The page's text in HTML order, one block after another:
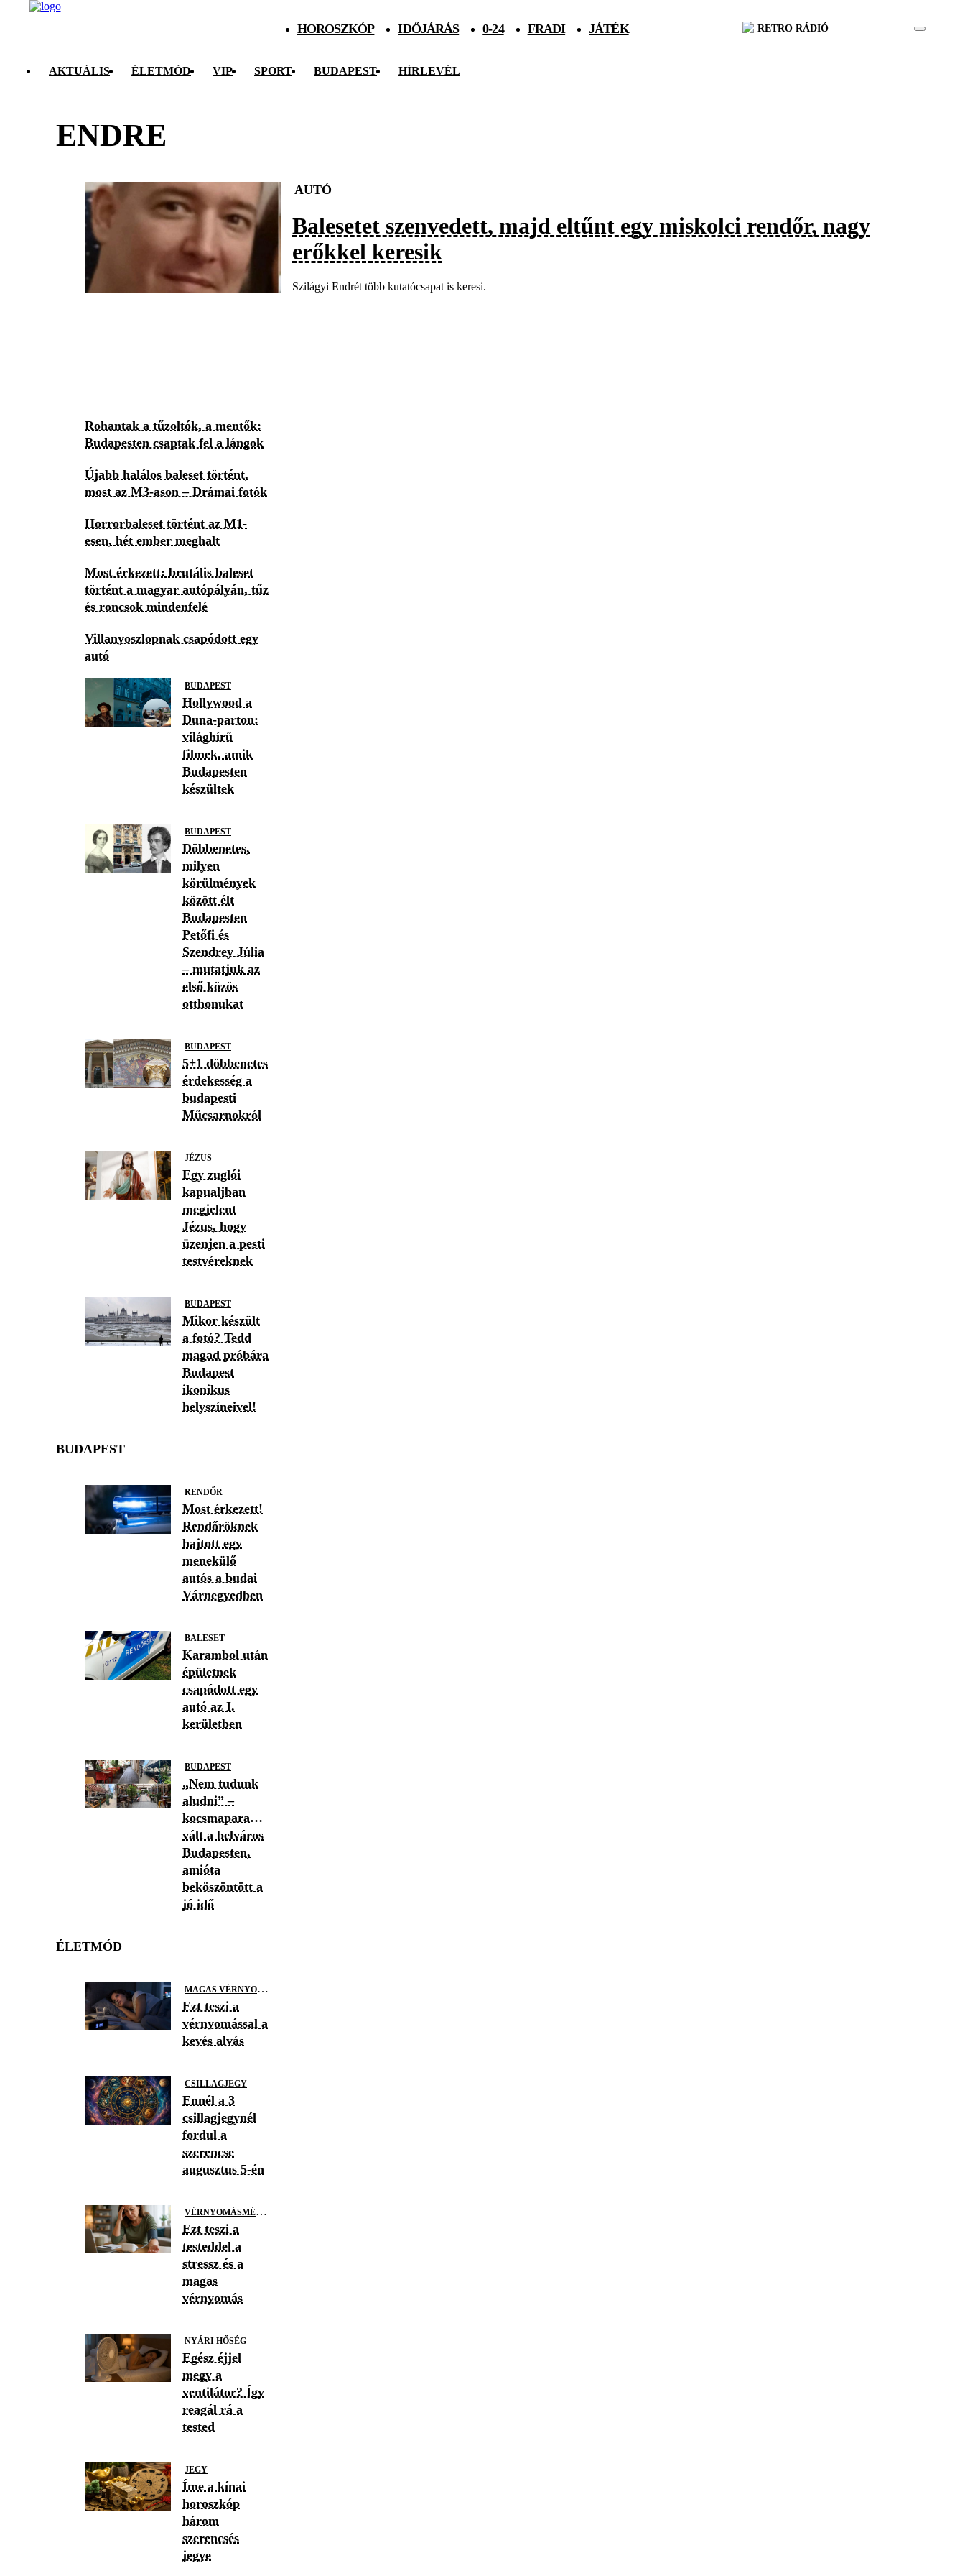
HOROSZKÓP IDŐJÁRÁS 0-24 FRADI JÁTÉK RETRO RÁDIÓ
AKTUÁLIS ÉLETMÓD VIP SPORT BUDAPEST HÍRLEVÉL
ENDRE
AUTÓ
Balesetet szenvedett, majd eltűnt egy miskolci rendőr, nagy
erőkkel keresik
Szilágyi Endrét több kutatócsapat is keresi.
Rohantak a tűzoltók, a mentők:
Budapesten csaptak fel a lángok
Újabb halálos baleset történt,
most az M3-ason – Drámai fotók
Horrorbaleset történt az M1-
esen, hét ember meghalt
Most érkezett: brutális baleset
történt a magyar autópályán, tűz
és roncsok mindenfelé
Villanyoszlopnak csapódott egy
autó
BUDAPEST
Hollywood a
Duna-parton:
világhírű
filmek, amik
Budapesten
készültek
BUDAPEST
Döbbenetes,
milyen
körülmények
között élt
Budapesten
Petőfi és
Szendrey Júlia
– mutatjuk az
első közös
otthonukat
BUDAPEST
5+1 döbbenetes
érdekesség a
budapesti
Műcsarnokról
JÉZUS
Egy zuglói
kapualjban
megjelent
Jézus, hogy
üzenjen a pesti
testvéreknek
BUDAPEST
Mikor készült
a fotó? Tedd
magad próbára
Budapest
ikonikus
helyszíneivel!
BUDAPEST
RENDŐR
Most érkezett!
Rendőröknek
hajtott egy
menekülő
autós a budai
Várnegyedben
BALESET
Karambol után
épületnek
csapódott egy
autó az I.
kerületben
BUDAPEST
„Nem tudunk
aludni” –
kocsmaparadicsommá
vált a belváros
Budapesten,
amióta
beköszöntött a
jó idő
ÉLETMÓD
M
AGAS VÉRNYOMÁS
Ezt teszi a
vérnyomással a
kevés alvás
CSILLAGJEGY
Ennél a 3
csillagjegynél
fordul a
szerencse
augusztus 5-én
V
ÉRNYOMÁSMÉRÉS
Ezt teszi a
testeddel a
stressz és a
magas
vérnyomás
NYÁRI HŐSÉG
Egész éjjel
megy a
ventilátor? Így
reagál rá a
tested
JEGY
Íme a kínai
horoszkóp
három
szerencsés
jegye